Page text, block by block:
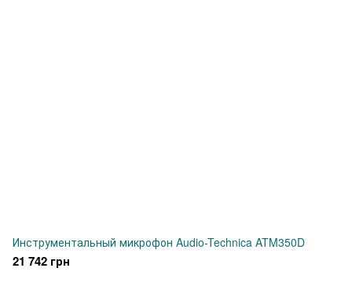
Инструментальный микрофон Audio-Technica ATM350D
21 742 грн